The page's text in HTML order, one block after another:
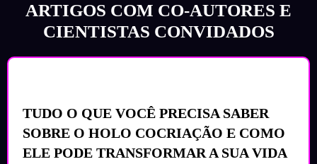
ARTIGOS COM CO-AUTORES E
CIENTISTAS CONVIDADOS
TUDO O QUE VOCÊ PRECISA SABER
SOBRE O HOLO COCRIAÇÃO E COMO
ELE PODE TRANSFORMAR A SUA VIDA